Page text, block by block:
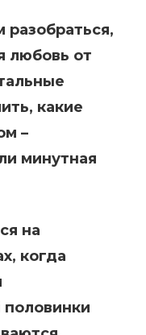
разобраться,
любовь от
какие
–
минутная
на
когда
половинки